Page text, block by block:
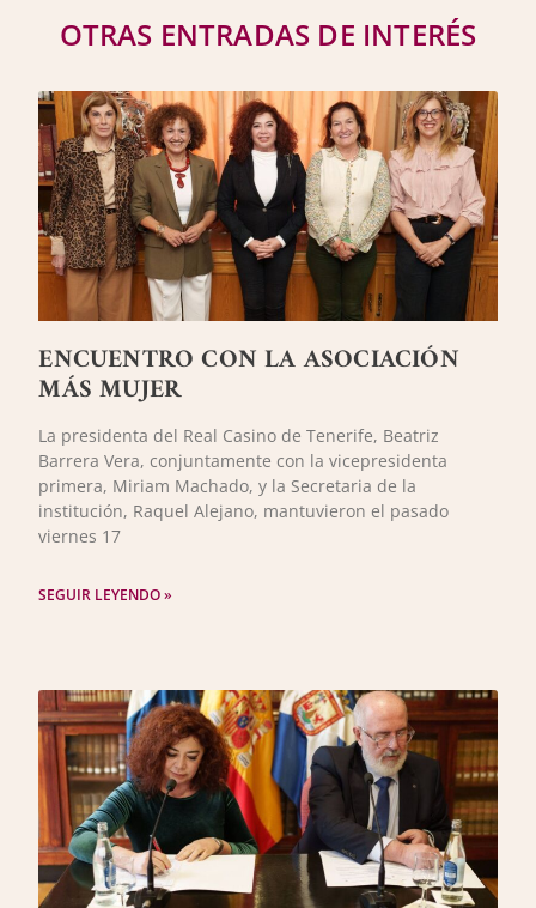
OTRAS ENTRADAS DE INTERÉS
ENCUENTRO CON LA ASOCIACIÓN
MÁS MUJER
La presidenta del Real Casino de Tenerife, Beatriz
Barrera Vera, conjuntamente con la vicepresidenta
primera, Miriam Machado, y la Secretaria de la
institución, Raquel Alejano, mantuvieron el pasado
viernes 17
SEGUIR LEYENDO »